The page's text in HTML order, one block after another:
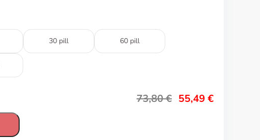
30 pill 60 pill
73,80€ 55,49 €